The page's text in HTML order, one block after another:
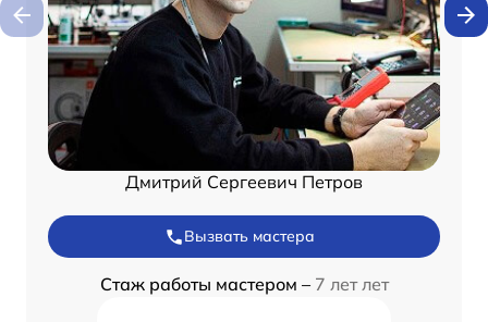
Дмитрий Сергеевич Петров
Вызвать мастера
Стаж работы мастером – 7 лет лет